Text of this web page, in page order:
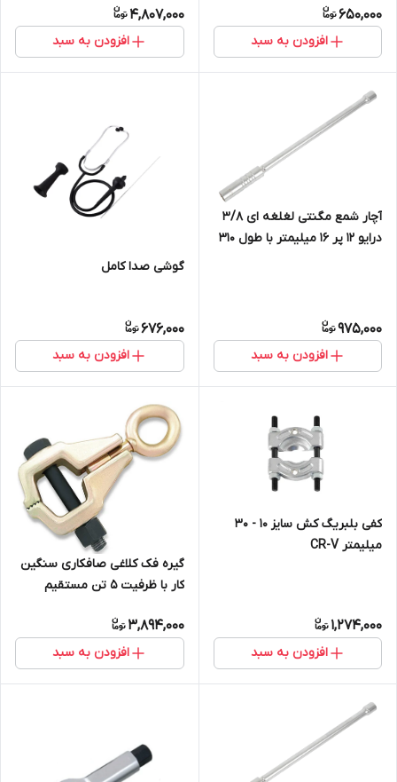
650,000
افزودن به سبد
4,807,000
افزودن به سبد
آچار شمع مگنتی لغلغه ای 3/8
درایو 12 پر 16 میلیمتر با طول 310
975,000
افزودن به سبد
گوشی صدا کامل
676,000
افزودن به سبد
کفی بلبریگ کش سایز 10 - 30
میلیمتر CR-V
1,274,000
افزودن به سبد
گیره فک کلاغی صافکاری سنگین
کار با ظرفیت 5 تن مستقیم
3,894,000
افزودن به سبد